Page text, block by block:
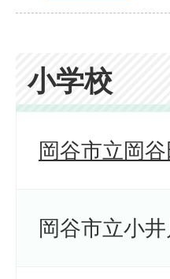
小学校
岡谷市立岡
岡谷市立小